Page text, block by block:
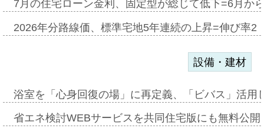
7月の住宅ローン金利、固定型が総じて低下=6月か
2026年分路線価、標準宅地5年連続の上昇=伸び率
設備・建材
浴室を「心身回復の場」に再定義、「ビバス」活
省エネ検討WEBサービスを共同住宅版にも無料公